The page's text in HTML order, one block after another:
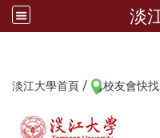
淡
淡江大學首頁 / 校友會快找